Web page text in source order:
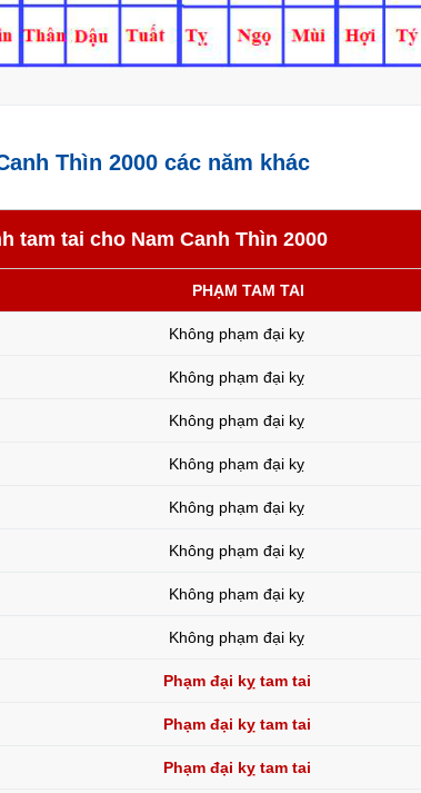
Thìn 2000 các năm khác
tam tai cho Nam Canh Thìn 2000
PHẠM TAM TAI
Không phạm đại kỵ
Không phạm đại kỵ
Không phạm đại kỵ
Không phạm đại kỵ
Không phạm đại kỵ
Không phạm đại kỵ
Không phạm đại kỵ
Không phạm đại kỵ
Phạm đại kỵ tam tai
Phạm đại kỵ tam tai
Phạm đại kỵ tam tai